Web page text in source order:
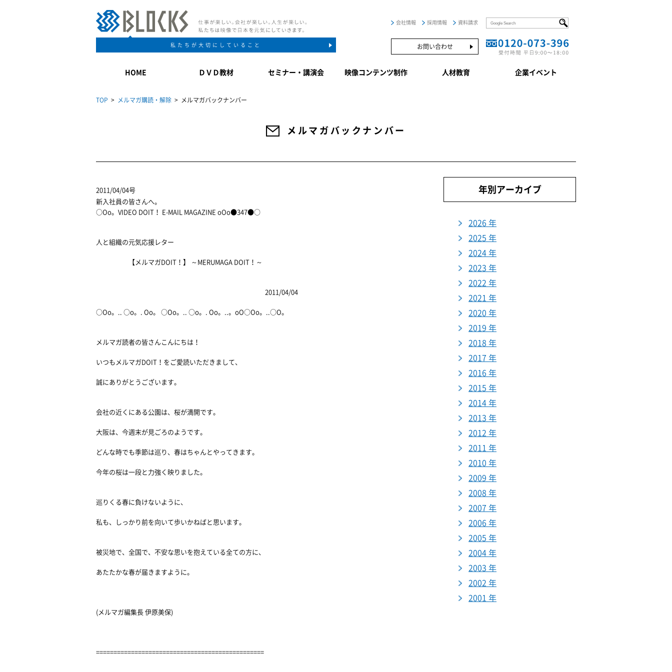
私たちが大切にしていること
会社情報 採用情報 資料請求
お問い合わせ
HOME ＤＶＤ教材 セミナー・講演会 映像コンテンツ制作 人材教育 企業イベント
TOP > メルマガ購読・解除 > メルマガバックナンバー
メルマガバックナンバー
2011/04/04号
新入社員の皆さんへ。
○Oo。VIDEO DOIT！ E-MAIL MAGAZINE oOo●347●○
人と組織の元気応援レター
【メルマガDOIT！】 ～MERUMAGA DOIT！～
2011/04/04
○Oo。.. ○o。. Oo。 ○Oo。.. ○o。. Oo。..。oO○Oo。..○O。
メルマガ読者の皆さんこんにちは！
いつもメルマガDOIT！をご愛読いただきまして、
誠にありがとうございます。
会社の近くにある公園は、桜が満開です。
大阪は、今週末が見ごろのようです。
どんな時でも季節は巡り、春はちゃんとやってきます。
今年の桜は一段と力強く映りました。
巡りくる春に負けないように、
私も、しっかり前を向いて歩いかねばと思います。
被災地で、全国で、不安な思いを抱えている全ての方に、
あたたかな春が届きますように。
(メルマガ編集長 伊原美保)
================================================
年別アーカイブ
2026 年
2025 年
2024 年
2023 年
2022 年
2021 年
2020 年
2019 年
2018 年
2017 年
2016 年
2015 年
2014 年
2013 年
2012 年
2011 年
2010 年
2009 年
2008 年
2007 年
2006 年
2005 年
2004 年
2003 年
2002 年
2001 年